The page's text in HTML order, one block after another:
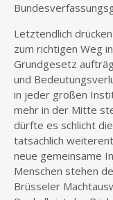
Letztendlich
zum richtigen Weg
Grundgesetz
und
in jeder großen
mehr in der Mitte
dürfte es schlicht
tatsächlich
neue gemeinsame
Menschen stehen
Brüsseler